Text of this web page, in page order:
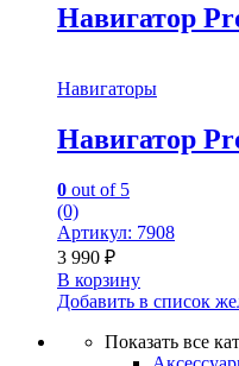
Навигатор
Навигаторы
Навигатор
0 out of 5
(0)
Артикул: 7908
3 990 ₽
В корзину
Добавить в список
Показать все